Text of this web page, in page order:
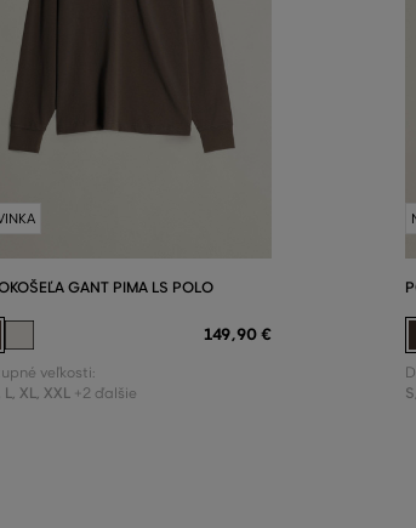
GANT PIMA LS POLO
149,90 €
veľkosti:
L, XL, XXL +2 ďalšie S